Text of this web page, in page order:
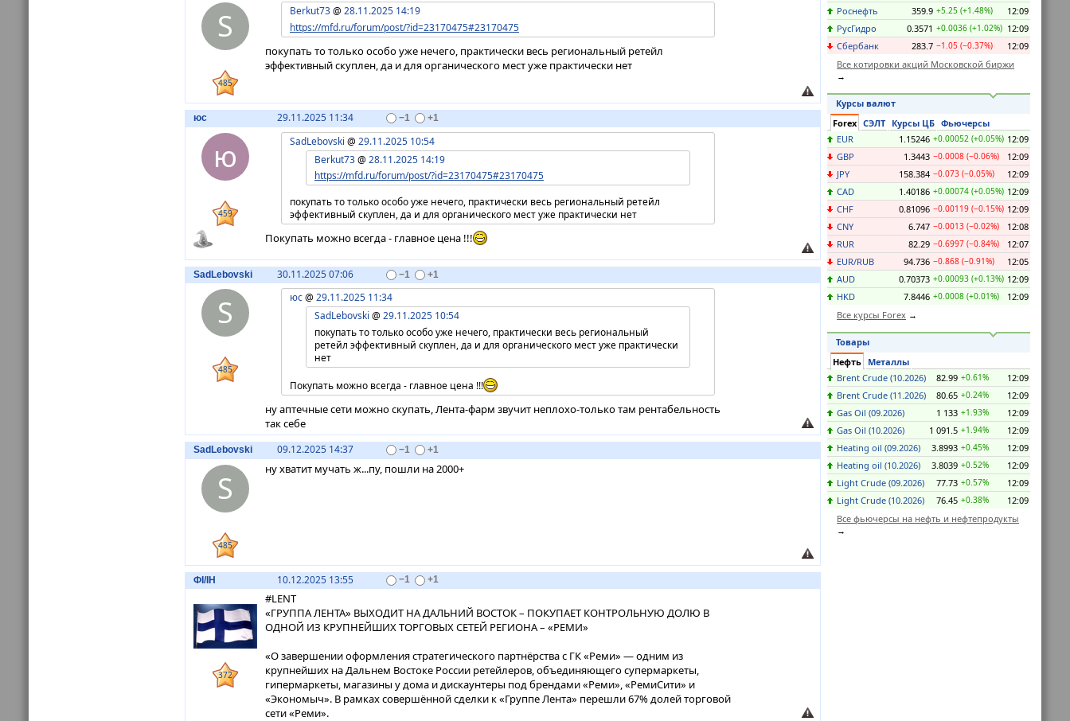
S
485
Berkut73@ 28.11.2025 14:19
https://mfd.ru/forum/post/?id=23170475#23170475
покупать то только особо уже нечего, практически весь региональный ретейл
эффективный скуплен, да и для органического мест уже практически нет
юс 29.11.2025 11:34 −1 +1
ю
459
SadLebovski @ 29.11.2025 10:54
Berkut73@ 28.11.2025 14:19
https://mfd.ru/forum/post/?id=23170475#23170475
покупать то только особо уже нечего, практически весь региональный ретейл
эффективный скуплен, да и для органического мест уже практически нет
Покупать можно всегда - главное цена !!!
SadLebovski 30.11.2025 07:06 −1 +1
S
485
юс@ 29.11.2025 11:34
SadLebovski @ 29.11.2025 10:54
покупать то только особо уже нечего, практически весь региональный
ретейл эффективный скуплен, да и для органического мест уже практически
нет
Покупать можно всегда - главное цена !!!
ну аптечные сети можно скупать, Лента-фарм звучит неплохо-только там рентабельность
так себе
SadLebovski 09.12.2025 14:37 −1 +1
S
485
ну хватит мучать ж...пу, пошли на 2000+
ФI/IH 10.12.2025 13:55 −1 +1
372
#LENT
«ГРУППА ЛЕНТА» ВЫХОДИТ НА ДАЛЬНИЙ ВОСТОК – ПОКУПАЕТ КОНТРОЛЬНУЮ ДОЛЮ В
ОДНОЙ ИЗ КРУПНЕЙШИХ ТОРГОВЫХ СЕТЕЙ РЕГИОНА – «РЕМИ»
«О завершении оформления стратегического партнёрства с ГК «Реми» — одним из
крупнейших на Дальнем Востоке России ретейлеров, объединяющего супермаркеты,
гипермаркеты, магазины у дома и дискаунтеры под брендами «Реми», «РемиСити» и
«Экономыч». В рамках совершённой сделки к «Группе Лента» перешли 67% долей торговой
сети «Реми».
Роснефть
359.9 +5.25 (+1.48%)
12:09
РусГидро
0.3571 +0.0036 (+1.02%) 12:09
Сбербанк
283.7 −1.05 (−0.37%)
12:09
Все котировки акций Московской биржи
Курсы валют
Forex СЭЛТ Курсы ЦБ Фьючерсы
EUR
1.15246 +0.00052 (+0.05%) 12:09
GBP
1.3443 −0.0008 (−0.06%)
12:09
JPY
158.384 −0.073 (−0.05%)
12:09
CAD
1.40186 +0.00074 (+0.05%) 12:09
CHF
0.81096 −0.00119 (−0.15%) 12:09
CNY
6.747 −0.0013 (−0.02%)
12:08
RUR
82.29 −0.6997 (−0.84%)
12:07
EUR/RUB
94.736 −0.868 (−0.91%)
12:05
AUD
0.70373 +0.00093 (+0.13%) 12:09
HKD
7.8446 +0.0008 (+0.01%)
12:09
Все курсы Forex
Товары
Нефть Металлы
Brent Crude (10.2026)
82.99 +0.61%
12:09
Brent Crude (11.2026)
80.65 +0.24%
12:09
Gas Oil (09.2026)
1 133 +1.93%
12:09
Gas Oil (10.2026)
1 091.5 +1.94%
12:09
Heating oil (09.2026)
3.8993 +0.45%
12:09
Heating oil (10.2026)
3.8039 +0.52%
12:09
Light Crude (09.2026)
77.73 +0.57%
12:09
Light Crude (10.2026)
76.45 +0.38%
12:09
Все фьючерсы на нефть и нефтепродукты